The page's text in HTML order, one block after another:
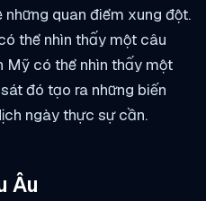
quan điểm xung đột.
thể nhìn thấy một câu
Mỹ có thể nhìn thấy một
đó tạo ra những biến
ngày thực sự cần.
Âu